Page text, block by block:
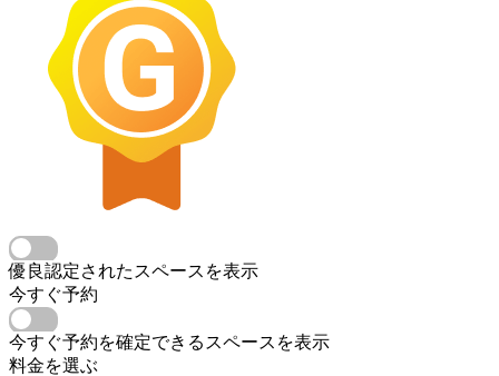
優良認定されたスペースを表示
今すぐ予約
今すぐ予約を確定できるスペースを表示
料金を選ぶ